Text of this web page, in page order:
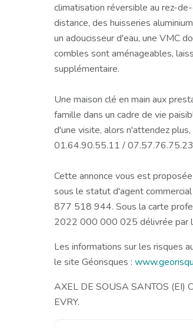
climatisation réversible au rez-
distance, des huisseries
un adoucisseur d'eau, une VMC
combles sont aménageables,
supplémentaire.
Une maison clé en main aux
famille dans un cadre de vie
d'une visite, alors n'attendez
01.64.90.55.11 / 07.57.76.75.23
Cette annonce vous est
sous le statut d'agent
877 518 944. Sous la carte
2022 000 000 025 délivrée par
Les informations sur les risques
le site Géorisques :
AXEL DE SOUSA SANTOS
EVRY.